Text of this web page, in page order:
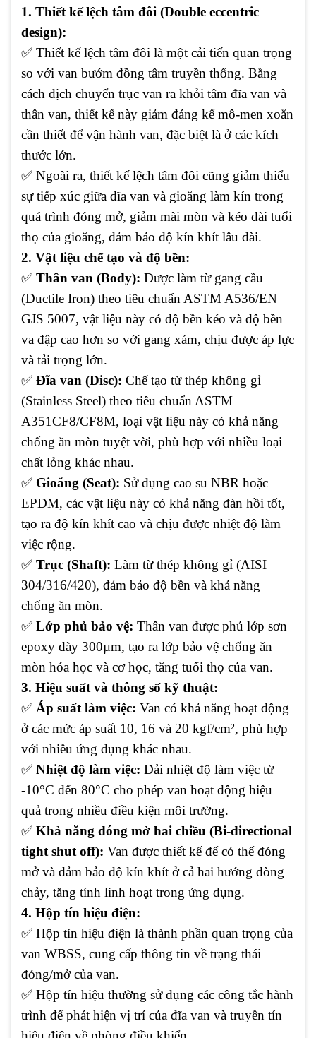
1. Thiết kế lệch tâm đôi (Double eccentric
design):
✅ Thiết kế lệch tâm đôi là một cải tiến quan trọng
so với van bướm đồng tâm truyền thống. Bằng
cách dịch chuyển trục van ra khỏi tâm đĩa van và
thân van, thiết kế này giảm đáng kể mô-men xoắn
cần thiết để vận hành van, đặc biệt là ở các kích
thước lớn.
✅ Ngoài ra, thiết kế lệch tâm đôi cũng giảm thiểu
sự tiếp xúc giữa đĩa van và gioăng làm kín trong
quá trình đóng mở, giảm mài mòn và kéo dài tuổi
thọ của gioăng, đảm bảo độ kín khít lâu dài.
2. Vật liệu chế tạo và độ bền:
✅ Thân van (Body): Được làm từ gang cầu
(Ductile Iron) theo tiêu chuẩn ASTM A536/EN
GJS 5007, vật liệu này có độ bền kéo và độ bền
va đập cao hơn so với gang xám, chịu được áp lực
và tải trọng lớn.
✅ Đĩa van (Disc): Chế tạo từ thép không gỉ
(Stainless Steel) theo tiêu chuẩn ASTM
A351CF8/CF8M, loại vật liệu này có khả năng
chống ăn mòn tuyệt vời, phù hợp với nhiều loại
chất lỏng khác nhau.
✅ Gioăng (Seat): Sử dụng cao su NBR hoặc
EPDM, các vật liệu này có khả năng đàn hồi tốt,
tạo ra độ kín khít cao và chịu được nhiệt độ làm
việc rộng.
✅ Trục (Shaft): Làm từ thép không gỉ (AISI
304/316/420), đảm bảo độ bền và khả năng
chống ăn mòn.
✅ Lớp phủ bảo vệ: Thân van được phủ lớp sơn
epoxy dày 300µm, tạo ra lớp bảo vệ chống ăn
mòn hóa học và cơ học, tăng tuổi thọ của van.
3. Hiệu suất và thông số kỹ thuật:
✅ Áp suất làm việc: Van có khả năng hoạt động
ở các mức áp suất 10, 16 và 20 kgf/cm², phù hợp
với nhiều ứng dụng khác nhau.
✅ Nhiệt độ làm việc: Dải nhiệt độ làm việc từ
-10°C đến 80°C cho phép van hoạt động hiệu
quả trong nhiều điều kiện môi trường.
✅ Khả năng đóng mở hai chiều (Bi-directional
tight shut off): Van được thiết kế để có thể đóng
mở và đảm bảo độ kín khít ở cả hai hướng dòng
chảy, tăng tính linh hoạt trong ứng dụng.
4. Hộp tín hiệu điện:
✅ Hộp tín hiệu điện là thành phần quan trọng của
van WBSS, cung cấp thông tin về trạng thái
đóng/mở của van.
✅ Hộp tín hiệu thường sử dụng các công tắc hành
trình để phát hiện vị trí của đĩa van và truyền tín